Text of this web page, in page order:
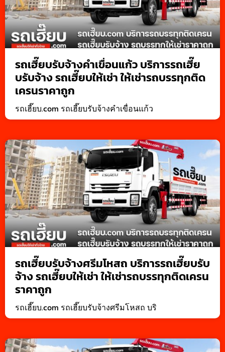
รถเฮี๊ยบรับจ้างคำเขื่อนแก้ว บริการรถเฮี๊ย
บรับจ้าง รถเฮี๊ยบให้เช่า ให้เช่ารถบรรทุกติด
เครนราคาถูก
รถเฮี๊ยบ.com รถเฮี๊ยบรับจ้างคำเขื่อนแก้ว
รถเฮี๊ยบรับจ้างศรีมโหสถ บริการรถเฮี๊ยบรับ
จ้าง รถเฮี๊ยบให้เช่า ให้เช่ารถบรรทุกติดเครน
ราคาถูก
รถเฮี๊ยบ.com รถเฮี๊ยบรับจ้างศรีมโหสถ บริ